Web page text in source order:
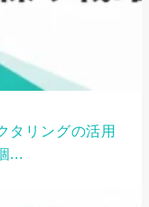
タリングの活用
...